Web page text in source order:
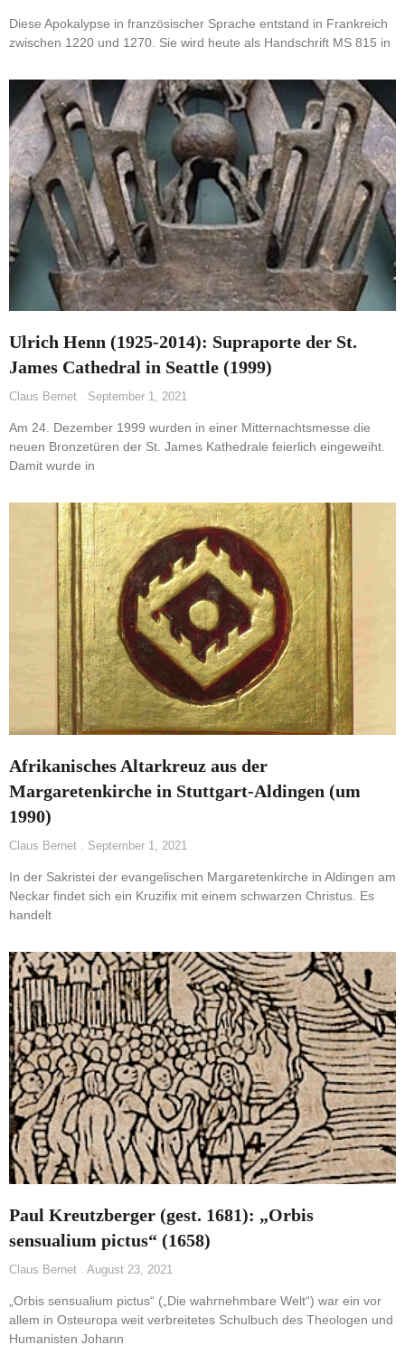
Diese Apokalypse in französischer Sprache entstand in Frankreich
zwischen 1220 und 1270. Sie wird heute als Handschrift MS 815 in
Ulrich Henn (1925-2014): Supraporte der St.
James Cathedral in Seattle (1999)
Claus Bernet September 1, 2021
Am 24. Dezember 1999 wurden in einer Mitternachtsmesse die
neuen Bronzetüren der St. James Kathedrale feierlich eingeweiht.
Damit wurde in
Afrikanisches Altarkreuz aus der
Margaretenkirche in Stuttgart-Aldingen (um
1990)
Claus Bernet September 1, 2021
In der Sakristei der evangelischen Margaretenkirche in Aldingen am
Neckar findet sich ein Kruzifix mit einem schwarzen Christus. Es
handelt
Paul Kreutzberger (gest. 1681): „Orbis
sensualium pictus“ (1658)
Claus Bernet August 23, 2021
„Orbis sensualium pictus“ („Die wahrnehmbare Welt“) war ein vor
allem in Osteuropa weit verbreitetes Schulbuch des Theologen und
Humanisten Johann